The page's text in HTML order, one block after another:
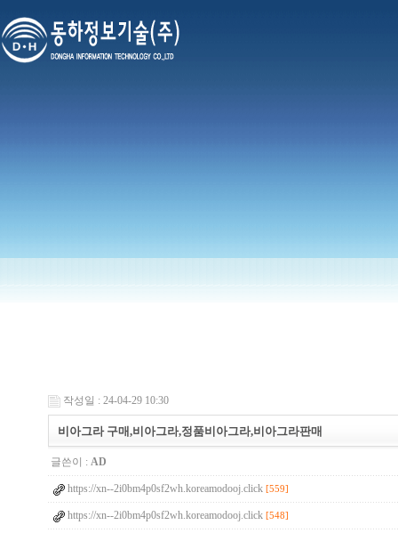
작성일 : 24-04-29 10:30
비아그라 구매,비아그라,정품비아그라,비아그라판매
글쓴이 : AD
https://xn--2i0bm4p0sf2wh.koreamodooj.click [559]
https://xn--2i0bm4p0sf2wh.koreamodooj.click [548]